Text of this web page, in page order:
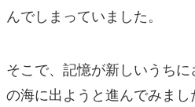
んでしまっていました。
そこで、記憶が新しいうち
の海に出ようと進んでみま